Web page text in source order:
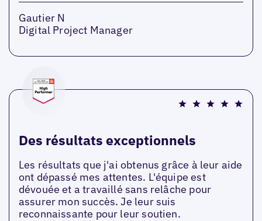
Gautier N
Digital Project Manager
Des résultats exceptionnels
Les résultats que j'ai obtenus grâce à leur aide
ont dépassé mes attentes. L'équipe est
dévouée et a travaillé sans relâche pour
assurer mon succès. Je leur suis
reconnaissante pour leur soutien.